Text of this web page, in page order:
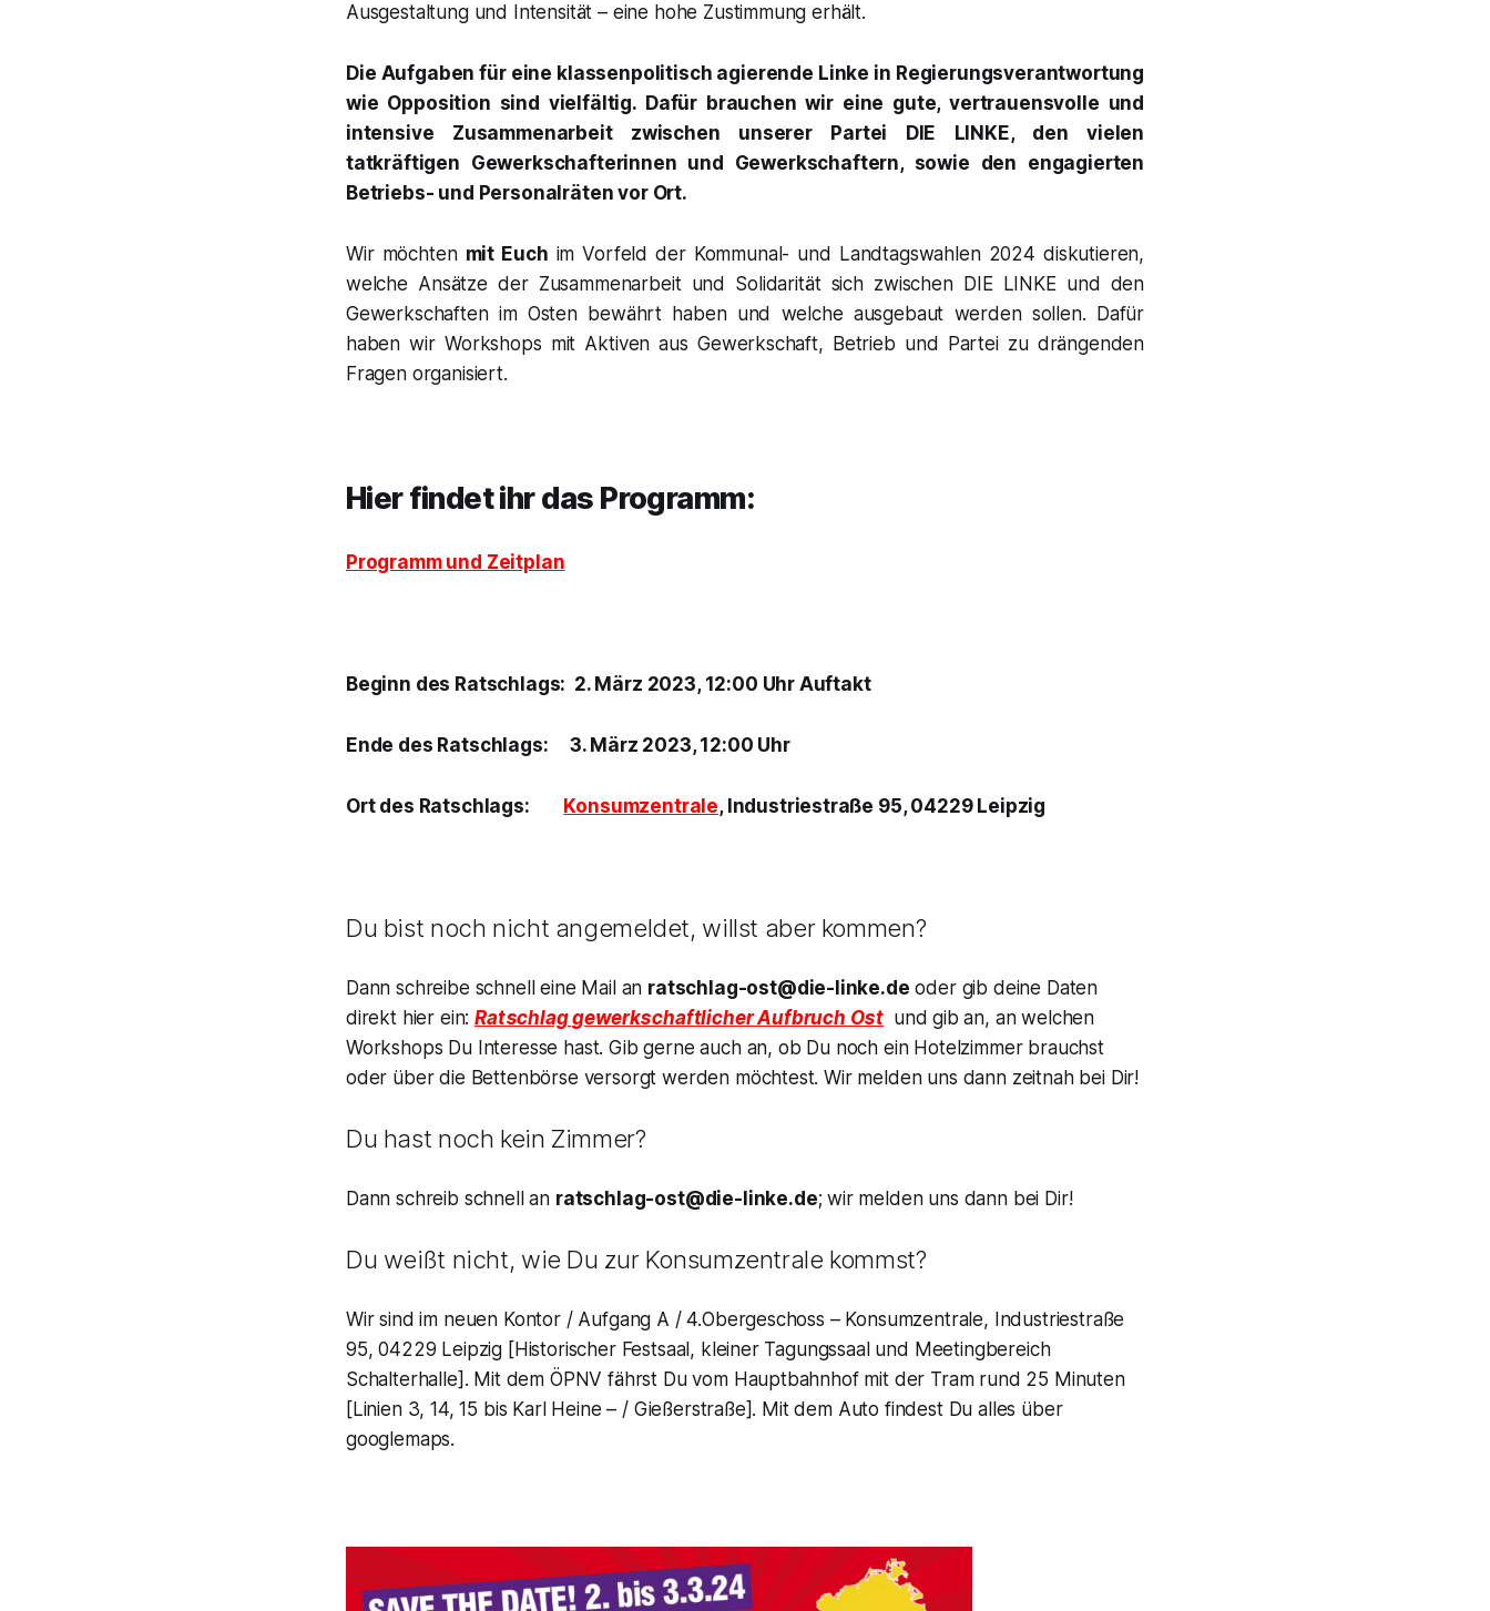
Ausgestaltung und Intensität – eine hohe Zustimmung erhält.
Die Aufgaben für eine klassenpolitisch agierende Linke in Regierungsverantwortung
wie Opposition sind vielfältig. Dafür brauchen wir eine gute, vertrauensvolle und
intensive Zusammenarbeit zwischen unserer Partei DIE LINKE, den vielen
tatkräftigen Gewerkschafterinnen und Gewerkschaftern, sowie den engagierten
Betriebs- und Personalräten vor Ort.
Wir möchten mit Euch im Vorfeld der Kommunal- und Landtagswahlen 2024 diskutieren,
welche Ansätze der Zusammenarbeit und Solidarität sich zwischen DIE LINKE und den
Gewerkschaften im Osten bewährt haben und welche ausgebaut werden sollen. Dafür
haben wir Workshops mit Aktiven aus Gewerkschaft, Betrieb und Partei zu drängenden
Fragen organisiert.
Hier findet ihr das Programm:
Programm und Zeitplan
Beginn des Ratschlags: 2. März 2023, 12:00 Uhr Auftakt
Ende des Ratschlags: 3. März 2023, 12:00 Uhr
Ort des Ratschlags: Konsumzentrale, Industriestraße 95, 04229 Leipzig
Du bist noch nicht angemeldet, willst aber kommen?
Dann schreibe schnell eine Mail an ratschlag-ost@die-linke.de oder gib deine Daten
direkt hier ein:Ratschlag gewerkschaftlicher Aufbruch Ost und gib an, an welchen
Workshops Du Interesse hast. Gib gerne auch an, ob Du noch ein Hotelzimmer brauchst
oder über die Bettenbörse versorgt werden möchtest. Wir melden uns dann zeitnah bei Dir!
Du hast noch kein Zimmer?
Dann schreib schnell an ratschlag-ost@die-linke.de; wir melden uns dann bei Dir!
Du weißt nicht, wie Du zur Konsumzentrale kommst?
Wir sind im neuen Kontor / Aufgang A / 4.Obergeschoss – Konsumzentrale, Industriestraße
95, 04229 Leipzig [Historischer Festsaal, kleiner Tagungssaal und Meetingbereich
Schalterhalle]. Mit dem ÖPNV fährst Du vom Hauptbahnhof mit der Tram rund 25 Minuten
[Linien 3, 14, 15 bis Karl Heine – / Gießerstraße]. Mit dem Auto findest Du alles über
googlemaps.